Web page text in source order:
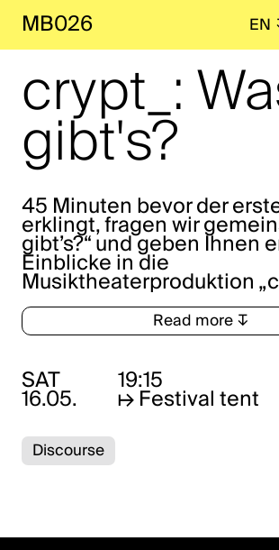
MB026 EN
crypt_:
gibt's?
45 Minuten bevor der
erklingt, fragen wir
gibt’s?“ und geben Ihnen
Einblicke in die
Musiktheaterproduktion
Read more ↧
SAT
16.05.
19:15
↦Festival tent
Discourse